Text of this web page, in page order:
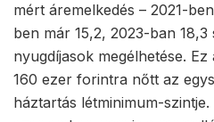
mért áremelkedés – 2021-
ben már 15,2, 2023-ban
nyugdíjasok megélhetése.
160 ezer forintra nőtt az
háztartás létminimum-